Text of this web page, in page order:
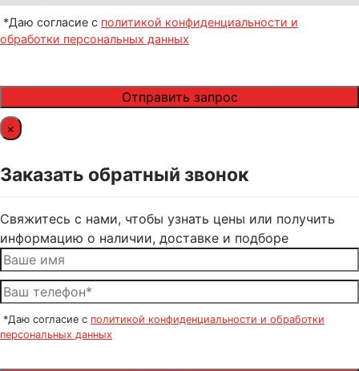
*Даю согласие с политикой конфиденциальности и
обработки персональных данных
×
Заказать обратный звонок
Свяжитесь с нами, чтобы узнать цены или получить
информацию о наличии, доставке и подборе
*Даю согласие с политикой конфиденциальности и обработки
персональных данных